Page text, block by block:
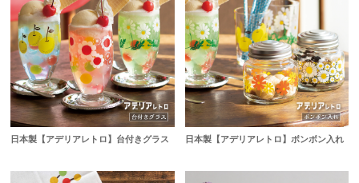
日本製【アデリアレトロ】台付きグラス 日本製【アデリアレトロ】ボンボン入れ